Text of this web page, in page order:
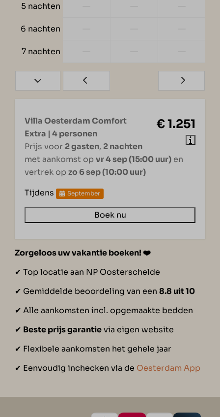
5 nachten
6 nachten
7 nachten
€ 1.251
Villa Oesterdam Comfort
Extra | 4 personen
Prijs voor 2 gasten, 2 nachten
met aankomst op vr 4 sep (15:00 uur) en
vertrek op zo 6 sep (10:00 uur)
Tijdens
September
Boek nu
Zorgeloos uw vakantie boeken! ❤️
✔︎ Top locatie aan NP Oosterschelde
✔︎ Gemiddelde beoordeling van een 8.8 uit 10
✔︎ Alle aankomsten incl. opgemaakte bedden
✔︎ Beste prijs garantievia eigen website
✔︎ Flexibele aankomsten het gehele jaar
✔︎ Eenvoudig inchecken via de Oesterdam App